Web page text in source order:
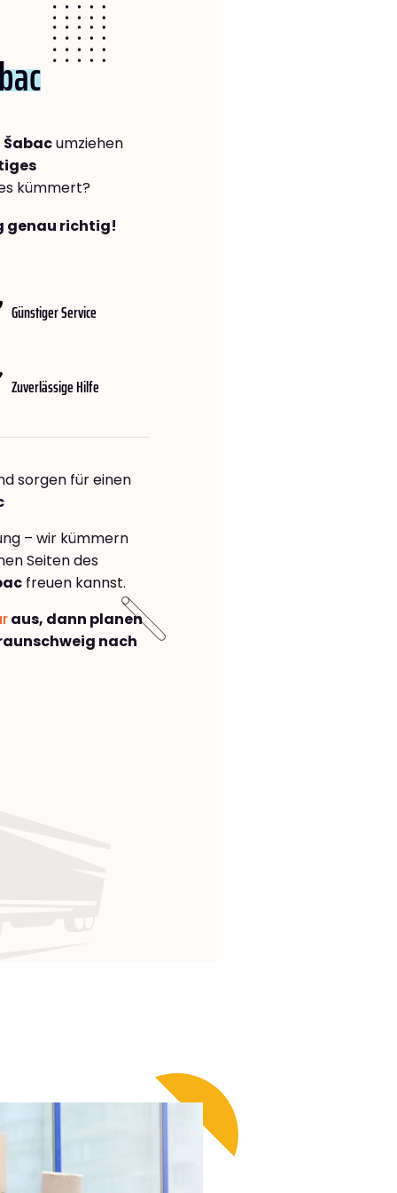
umziehen
kümmert?
genau richtig!
Günstiger Service
Zuverlässige Hilfe
sorgen für einen
– wir kümmern
Seiten des
freuen kannst.
aus, dann planen
nach